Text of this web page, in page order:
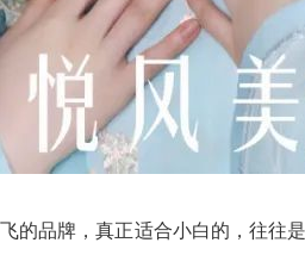
的品牌，真正适合小白的，往往